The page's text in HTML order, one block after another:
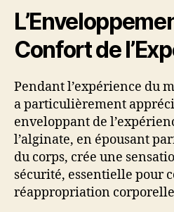
Confort de
Pendant l’expérience du
a particulièrement
enveloppant de
l’alginate, en épousant
du corps, crée une
sécurité, essentielle pour
réappropriation